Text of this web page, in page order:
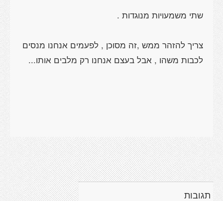
צריך להזהר ממש ,זה מסוכן , לפעמים אנחנו מנסים
תגובות